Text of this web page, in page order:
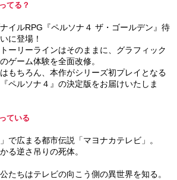
てる？
イルRPG『ペルソナ４ ザ・ゴールデン』待
に登場！
ーリーラインはそのままに、グラフィック
ゲーム体験を全面改修。
もちろん、本作がシリーズ初プレイとなる
ペルソナ４』の決定版をお届けいたしま
ている
で広まる都市伝説「マヨナカテレビ」。
る逆さ吊りの死体。
たちはテレビの向こう側の異世界を知る。